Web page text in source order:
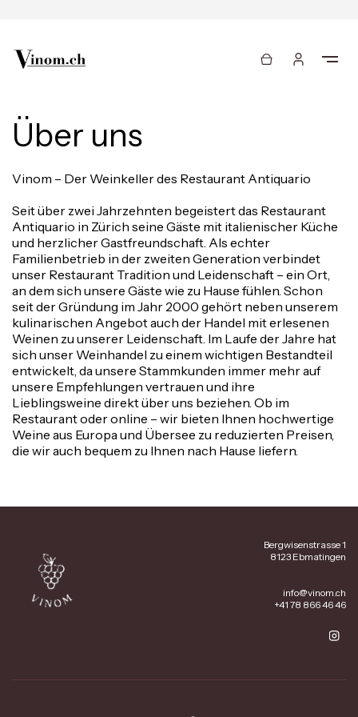
Über uns
Vinom – Der Weinkeller des Restaurant Antiquario
Seit über zwei Jahrzehnten begeistert das Restaurant
Antiquario in Zürich seine Gäste mit italienischer Küche
und herzlicher Gastfreundschaft. Als echter
Familienbetrieb in der zweiten Generation verbindet
unser Restaurant Tradition und Leidenschaft – ein Ort,
an dem sich unsere Gäste wie zu Hause fühlen. Schon
seit der Gründung im Jahr 2000 gehört neben unserem
kulinarischen Angebot auch der Handel mit erlesenen
Weinen zu unserer Leidenschaft. Im Laufe der Jahre hat
sich unser Weinhandel zu einem wichtigen Bestandteil
entwickelt, da unsere Stammkunden immer mehr auf
unsere Empfehlungen vertrauen und ihre
Lieblingsweine direkt über uns beziehen. Ob im
Restaurant oder online – wir bieten Ihnen hochwertige
Weine aus Europa und Übersee zu reduzierten Preisen,
die wir auch bequem zu Ihnen nach Hause liefern.
Bergwisenstrasse 1
8123 Ebmatingen
info@vinom.ch
+41 78 866 46 46